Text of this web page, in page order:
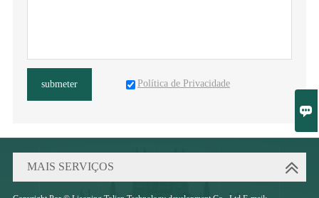

submeter Política de Privacidade
MAIS SERVIÇOS